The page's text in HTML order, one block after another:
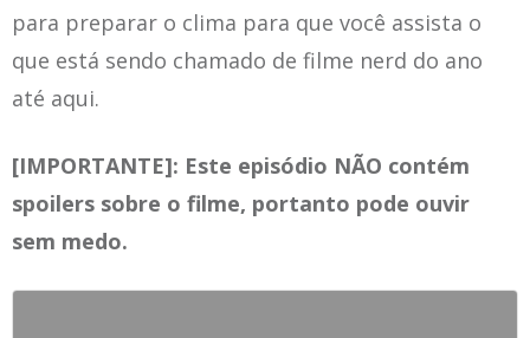
para preparar o clima para que você assista o
que está sendo chamado de filme nerd do ano
até aqui.
[IMPORTANTE]: Este episódio NÃO contém
spoilers sobre o filme, portanto pode ouvir
sem medo.